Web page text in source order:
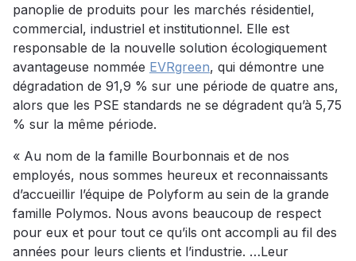
panoplie de produits pour les marchés résidentiel,
commercial, industriel et institutionnel. Elle est
responsable de la nouvelle solution écologiquement
avantageuse nommée EVRgreen, qui démontre une
dégradation de 91,9 % sur une période de quatre ans,
alors que les PSE standards ne se dégradent qu’à 5,75
% sur la même période.
« Au nom de la famille Bourbonnais et de nos
employés, nous sommes heureux et reconnaissants
d’accueillir l’équipe de Polyform au sein de la grande
famille Polymos. Nous avons beaucoup de respect
pour eux et pour tout ce qu’ils ont accompli au fil des
années pour leurs clients et l’industrie. …Leur